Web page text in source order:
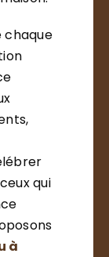
chaque
qui
à